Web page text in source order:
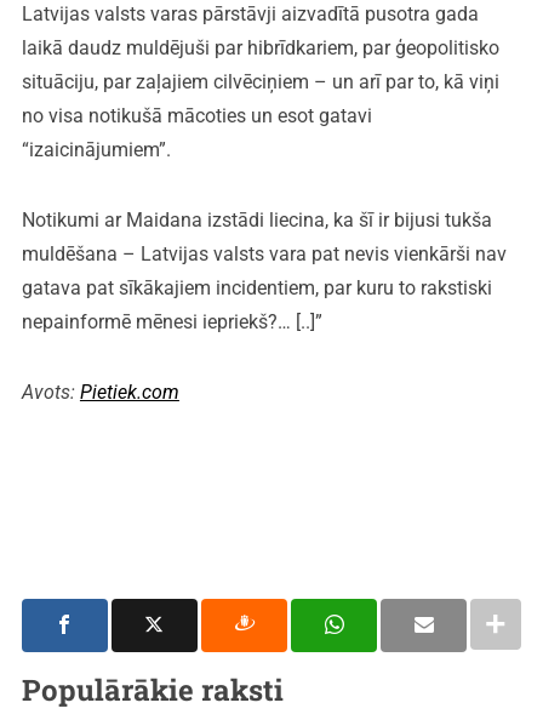
Latvijas valsts varas pārstāvji aizvadītā pusotra gada
laikā daudz muldējuši par hibrīdkariem, par ģeopolitisko
situāciju, par zaļajiem cilvēciņiem – un arī par to, kā viņi
no visa notikušā mācoties un esot gatavi
“izaicinājumiem”.
Notikumi ar Maidana izstādi liecina, ka šī ir bijusi tukša
muldēšana – Latvijas valsts vara pat nevis vienkārši nav
gatava pat sīkākajiem incidentiem, par kuru to rakstiski
nepainformē mēnesi iepriekš?… [..]”
Avots: Pietiek.com
Populārākie raksti